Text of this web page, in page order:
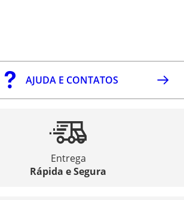
AJUDA E CONTATOS
Entrega
Rápida e Segura